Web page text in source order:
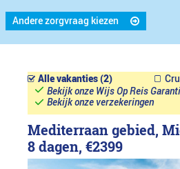
Andere zorgvraag kiezen
Alle vakanties (2)
Bekijk onze Wijs Op Reis
Bekijk onze verzekeringen
Mediterraan gebied,
8 dagen, €2399